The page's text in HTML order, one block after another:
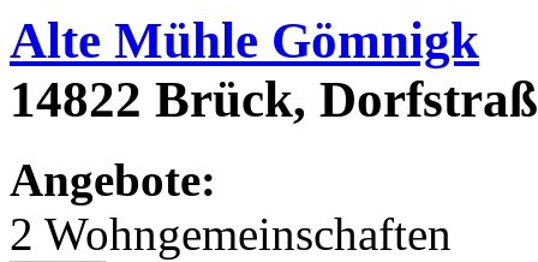
Alte Mühle Gömnigk
14822 Brück,
Angebote:
2 Wohngemeinschaften